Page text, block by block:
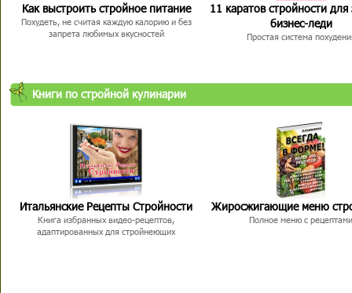
Как выстроить стройное питание
Похудеть, не считая каждую калорию и без
запрета любимых вкусностей
11 каратов стройности для
бизнес-леди
Простая система
Книги по стройной кулинарии
Итальянские Рецепты Стройности
Книга избранных видео-рецептов,
адаптированных для стройнеющих
Жиросжигающие меню
Полное меню с рецептами